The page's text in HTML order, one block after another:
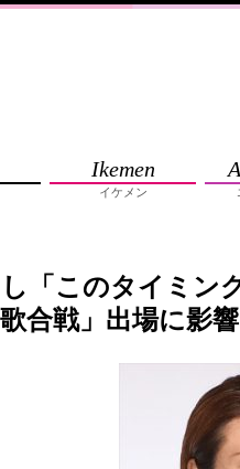
Ikemen
イケメン
「このタイミン
合戦」出場に影